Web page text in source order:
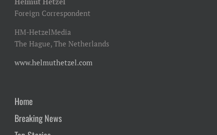
Foreign Correspondent
HM-HetzelMedia
The Hague, The Netherlands
www.helmuthetzel.com
Home
Breaking News